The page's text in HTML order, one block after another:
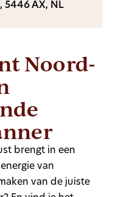
5446 AX, NL
Noord-
brengt in een
van
van de juiste